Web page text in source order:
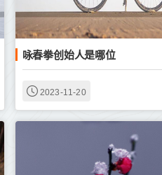
咏春拳创始人是哪位
2023-11-20